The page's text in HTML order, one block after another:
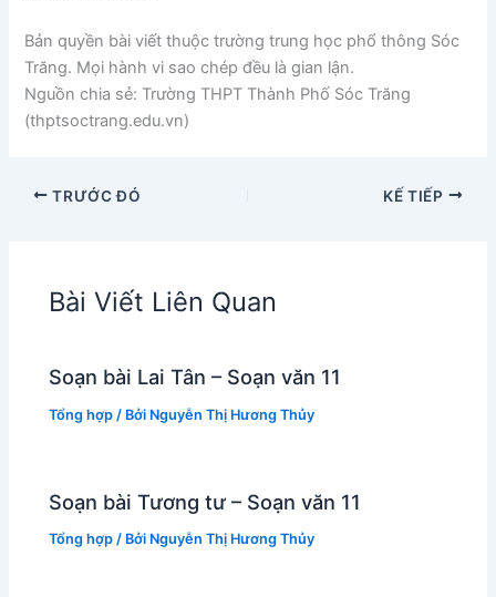
Bản quyền bài viết thuộc trường trung học phổ thông Sóc
Trăng. Mọi hành vi sao chép đều là gian lận.
Nguồn chia sẻ: Trường THPT Thành Phố Sóc Trăng
(thptsoctrang.edu.vn)
TRƯỚC ĐÓ KẾ TIẾP
Bài Viết Liên Quan
Soạn bài Lai Tân – Soạn văn 11
Tổng hợp / Bởi Nguyễn Thị Hương Thủy
Soạn bài Tương tư – Soạn văn 11
Tổng hợp / Bởi Nguyễn Thị Hương Thủy